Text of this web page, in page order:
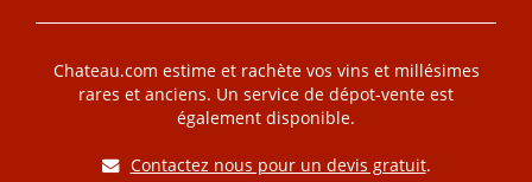
Chateau.com estime et rachète vos vins et millésimes
rares et anciens. Un service de dépot-vente est
également disponible.
Contactez nous pour un devis gratuit.